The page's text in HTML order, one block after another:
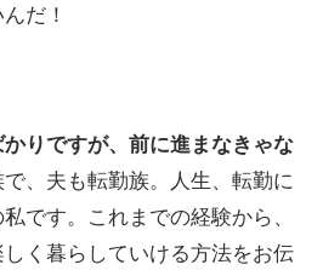
だ！
りですが、前に進まなきゃな
、夫も転勤族。人生、転勤に
です。これまでの経験から、
く暮らしていける方法をお伝